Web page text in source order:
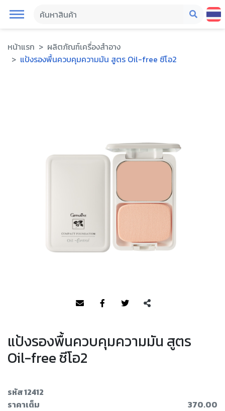
หน้าแรก
ผลิตภัณฑ์เครื่องสำอาง
แป้งรองพื้นควบคุมความมัน สูตร Oil-free ซีโอ2
แป้งรองพื้นควบคุมความมัน สูตร
Oil-free ซีโอ2
รหัส 12412
ราคาเต็ม
370.00